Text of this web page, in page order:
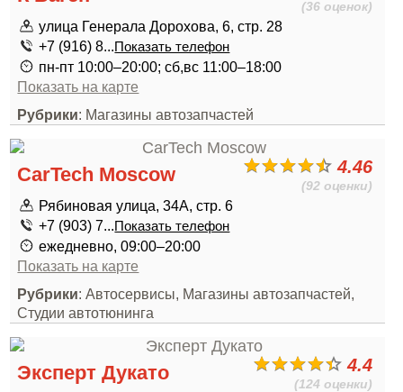
(36 оценок)
улица Генерала Дорохова, 6, стр. 28
+7 (916) 8...Показать телефон
пн-пт 10:00–20:00; сб,вс 11:00–18:00
Показать на карте
Рубрики: Магазины автозапчастей
4.46
(92 оценки)
CarTech Moscow
Рябиновая улица, 34А, стр. 6
+7 (903) 7...Показать телефон
ежедневно, 09:00–20:00
Показать на карте
Рубрики: Автосервисы, Магазины автозапчастей,
Студии автотюнинга
4.4
(124 оценки)
Эксперт Дукато